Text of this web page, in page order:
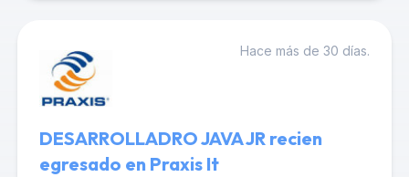
Hace más de 30 días.
DESARROLLADRO JAVA JR recien
egresado en Praxis It